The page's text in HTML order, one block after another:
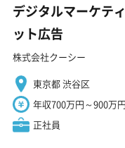
デジタルマーケテ
ット広告
株式会社クーシー
東京都 渋谷区
年収700万円～900万円
正社員